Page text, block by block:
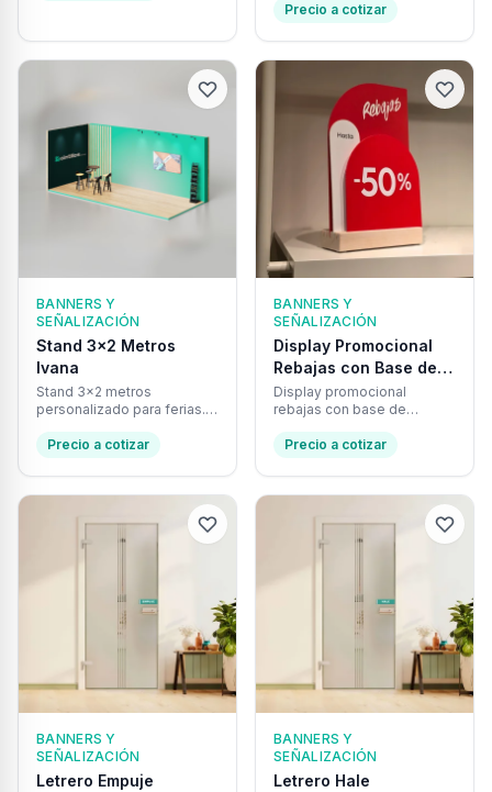
full color, fácil de montar y
para negocios, cafeterías y
eventos.
Precio a cotizar
BANNERS Y
SEÑALIZACIÓN
Stand 3×2 Metros
Ivana
Stand 3×2 metros
personalizado para ferias.
logo, materiales premium y
montaje rápido.
Precio a cotizar
BANNERS Y
SEÑALIZACIÓN
Display Promocional
Rebajas con Base de
Madera
Display promocional
rebajas con base de
desmontable y
personalizable para
destacar tus descuentos en
tienda.
Precio a cotizar
BANNERS Y
SEÑALIZACIÓN
Letrero Empuje
BANNERS Y
SEÑALIZACIÓN
Letrero Hale